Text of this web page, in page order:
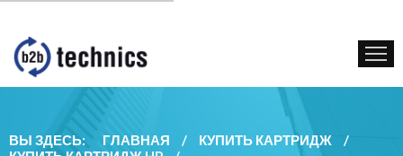
КУПИТЬ КАРТРИДЖ
ГОС. УЧРЕЖДЕНИЯМ
КОНТАКТЫ
ВЫ ЗДЕСЬ: ГЛАВНАЯ / КУПИТЬ КАРТРИДЖ
/